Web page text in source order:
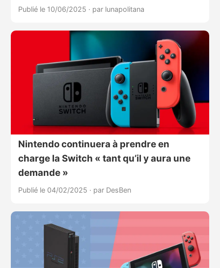
Publié le 10/06/2025 · par lunapolitana
Nintendo continuera à prendre en
charge la Switch « tant qu’il y aura une
demande »
Publié le 04/02/2025 · par DesBen